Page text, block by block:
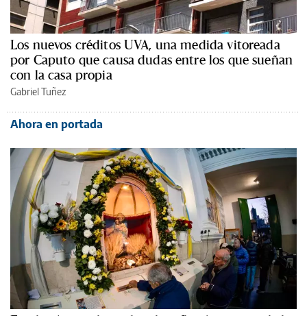
Los nuevos créditos UVA, una medida vitoreada
por Caputo que causa dudas entre los que sueñan
con la casa propia
Gabriel Tuñez
Ahora en portada